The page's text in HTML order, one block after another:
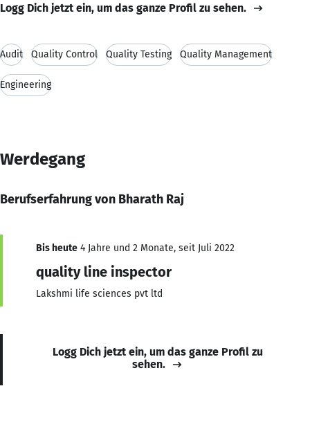
Logg Dich jetzt ein, um das ganze Profil zu sehen.
Audit Quality Control Quality Testing Quality Management
Engineering
Werdegang
Berufserfahrung von Bharath Raj
Bis heute 4 Jahre und 2 Monate, seit Juli 2022
quality line inspector
Lakshmi life sciences pvt ltd
Logg Dich jetzt ein, um das ganze Profil zu
sehen.